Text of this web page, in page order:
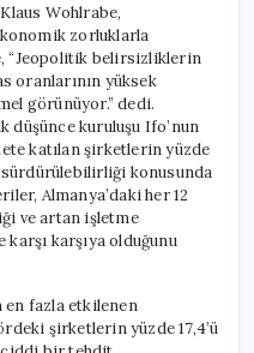
Şirketten
Biri
İflas
Tehdidiyle
Karşı
Karşıya
için
Wohlrabe,
zorluklarla
“Jeopolitik belirsizliklerin
oranlarının yüksek
görünüyor.” dedi.
düşünce kuruluşu Ifo’nun
katılan şirketlerin yüzde
sürdürülebilirliği konusunda
Almanya’daki her 12
ve artan işletme
karşıya olduğunu
en fazla etkilenen
şirketlerin yüzde 17,4’ü